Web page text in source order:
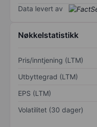
Data levert av
Nøkkelstatistikk
Pris/inntjening (LTM)
Utbyttegrad (LTM)
EPS (LTM)
Volatilitet (30 dager)